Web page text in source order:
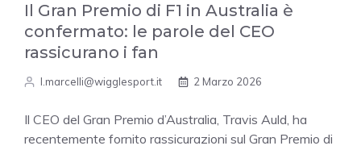
Il Gran Premio di F1 in Australia è
confermato: le parole del CEO
rassicurano i fan
l.marcelli@wigglesport.it 2 Marzo 2026
Il CEO del Gran Premio d’Australia, Travis Auld, ha
recentemente fornito rassicurazioni sul Gran Premio di